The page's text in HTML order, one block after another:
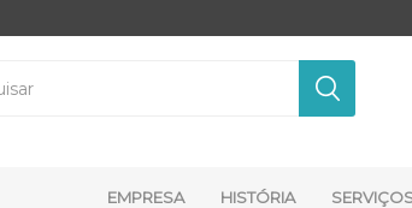
EMPRESA HISTÓRIA